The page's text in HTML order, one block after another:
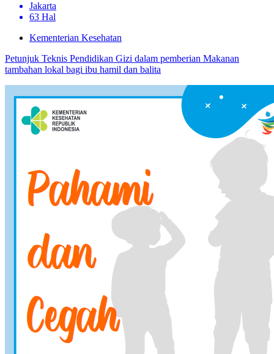
Jakarta
63 Hal
Kementerian Kesehatan
Petunjuk Teknis Pendidikan Gizi dalam pemberian Makanan
tambahan lokal bagi ibu hamil dan balita